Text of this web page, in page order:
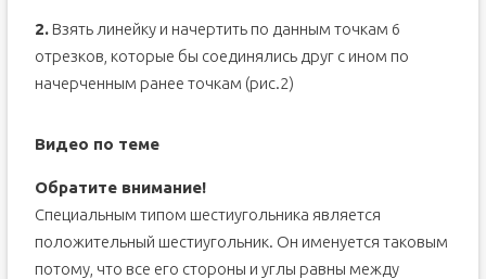
2.Взять линейку и начертить по данным точкам 6
отрезков, которые бы соединялись друг с ином по
начерченным ранее точкам (рис.2)
Видео по теме
Обратите внимание!
Специальным типом шестиугольника является
положительный шестиугольник. Он именуется таковым
потому, что все его стороны и углы равны между